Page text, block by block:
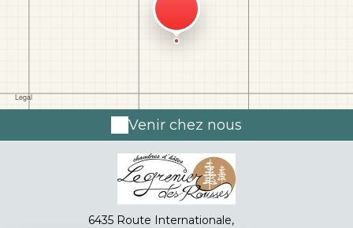
Venir chez nous
6435 Route Internationale,